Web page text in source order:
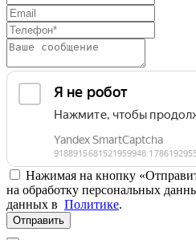
Нажимая на кнопку
на обработку персональных
данных в Политике.
Отправить